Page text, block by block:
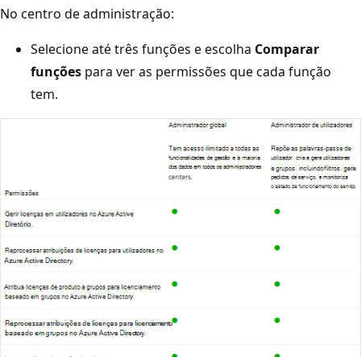
No centro de administração:
Selecione até três funções e escolha Comparar
funções para ver as permissões que cada função
tem.